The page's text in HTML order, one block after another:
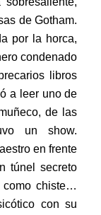
de Gotham.
por la horca,
condenado
libros
a leer uno de
de las
un show.
en frente
túnel secreto
como chiste…
con su